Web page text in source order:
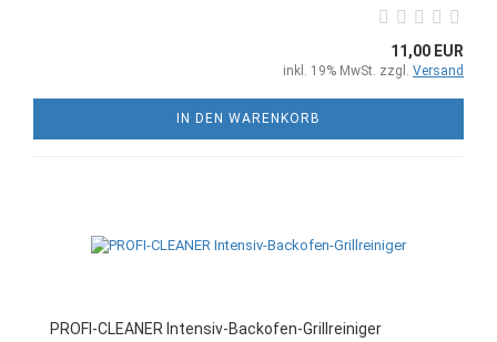
11,00 EUR
inkl. 19% MwSt. zzgl. Versand
IN DEN WARENKORB
PROFI-CLEANER Intensiv-Backofen-Grillreiniger